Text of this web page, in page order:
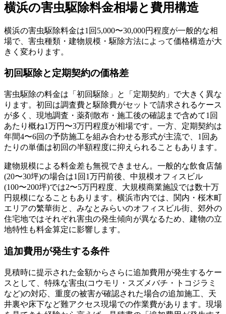
横浜の害虫駆除料金相場と費用構造
横浜の害虫駆除料金は1回5,000〜30,000円程度が一般的な相
場で、害虫種類・建物規模・駆除方法によって価格構造が大
きく変わります。
初回駆除と定期契約の価格差
害虫駆除の料金は「初回駆除」と「定期契約」で大きく異な
ります。初回は調査費と駆除費がセットで請求されるケース
が多く、現地調査・薬剤散布・施工後の確認まで含めて1回
あたり概ね1万円〜3万円程度が相場です。一方、定期契約は
年間4〜6回の予防施工を組み合わせる形式が主流で、1回あ
たりの単価は初回の半額程度に抑えられることもあります。
建物規模による料金差も無視できません。一般的な飲食店舗
(20〜30坪)の場合は1回1万円前後、中規模オフィスビル
(100〜200坪)では2〜5万円程度、大規模商業施設では数十万
円規模になることもあります。横浜市内では、関内・桜木町
エリアの繁華街と、みなとみらいのオフィスビル街、郊外の
住宅地ではそれぞれ害虫の発生傾向が異なるため、建物の立
地特性も料金算定に影響します。
追加費用が発生する条件
見積時に提示された金額からさらに追加費用が発生するケー
スとして、特殊な害虫(コウモリ・スズメバチ・トコジラミ
など)の対応、重度の被害が確認された場合の追加施工、天
井裏や床下など難アクセス現場での作業費があります。現場